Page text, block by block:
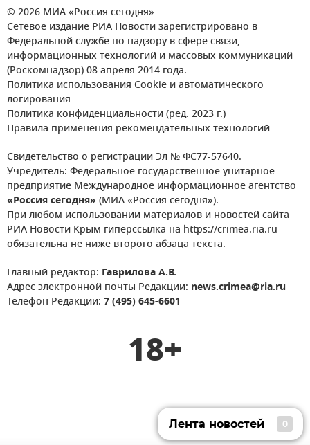
© 2026 МИА «Россия сегодня»
Сетевое издание РИА Новости зарегистрировано в
Федеральной службе по надзору в сфере связи,
информационных технологий и массовых коммуникаций
(Роскомнадзор) 08 апреля 2014 года.
Политика использования Cookie и автоматического
логирования
Политика конфиденциальности (ред. 2023 г.)
Правила применения рекомендательных технологий
Свидетельство о регистрации Эл № ФС77-57640.
Учредитель: Федеральное государственное унитарное
предприятие Международное информационное агентство
«Россия сегодня» (МИА «Россия сегодня»).
При любом использовании материалов и новостей сайта
РИА Новости Крым гиперссылка на https://crimea.ria.ru
обязательна не ниже второго абзаца текста.
Главный редактор: Гаврилова А.В.
Адрес электронной почты Редакции: news.crimea@ria.ru
Телефон Редакции: 7 (495) 645-6601
18+
Лента новостей 0